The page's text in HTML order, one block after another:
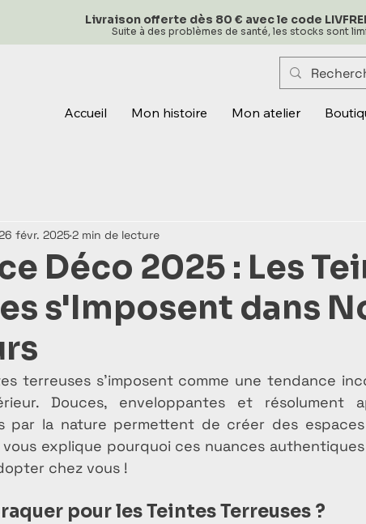
Livraison offerte dès 80 € avec le code
Suite à des problèmes de santé, les stocks sont
Accueil Mon histoire Mon atelier
Déco 2025 : Les
s'Imposent dans
févr. 20252 min de lecture
terreuses s’imposent comme une tendance
Douces, enveloppantes et résolument
par la nature permettent de créer des
explique pourquoi ces nuances
chez vous !
pour les Teintes Terreuses ?